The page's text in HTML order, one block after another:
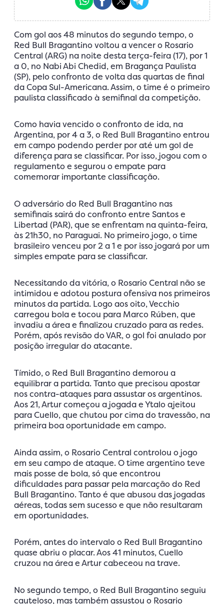
Com gol aos 48 minutos do segundo tempo, o
Red Bull Bragantino voltou a vencer o Rosario
Central (ARG) na noite desta terça-feira (17), por 1
a 0, no Nabi Abi Chedid, em Bragança Paulista
(SP), pelo confronto de volta das quartas de final
da Copa Sul-Americana. Assim, o time é o primeiro
paulista classificado à semifinal da competição.
Como havia vencido o confronto de ida, na
Argentina, por 4 a 3, o Red Bull Bragantino entrou
em campo podendo perder por até um gol de
diferença para se classificar. Por isso, jogou com o
regulamento e segurou o empate para
comemorar importante classificação.
O adversário do Red Bull Bragantino nas
semifinais sairá do confronto entre Santos e
Libertad (PAR), que se enfrentam na quinta-feira,
às 21h30, no Paraguai. No primeiro jogo, o time
brasileiro venceu por 2 a 1 e por isso jogará por um
simples empate para se classificar.
Necessitando da vitória, o Rosario Central não se
intimidou e adotou postura ofensiva nos primeiros
minutos da partida. Logo aos oito, Vecchio
carregou bola e tocou para Marco Rúben, que
invadiu a área e finalizou cruzado para as redes.
Porém, após revisão do VAR, o gol foi anulado por
posição irregular do atacante.
Tímido, o Red Bull Bragantino demorou a
equilibrar a partida. Tanto que precisou apostar
nos contra-ataques para assustar os argentinos.
Aos 21, Artur começou a jogada e Ytalo ajeitou
para Cuello, que chutou por cima do travessão, na
primeira boa oportunidade em campo.
Ainda assim, o Rosario Central controlou o jogo
em seu campo de ataque. O time argentino teve
mais posse de bola, só que encontrou
dificuldades para passar pela marcação do Red
Bull Bragantino. Tanto é que abusou das jogadas
aéreas, todas sem sucesso e que não resultaram
em oportunidades.
Porém, antes do intervalo o Red Bull Bragantino
quase abriu o placar. Aos 41 minutos, Cuello
cruzou na área e Artur cabeceou na trave.
No segundo tempo, o Red Bull Bragantino seguiu
cauteloso, mas também assustou o Rosario